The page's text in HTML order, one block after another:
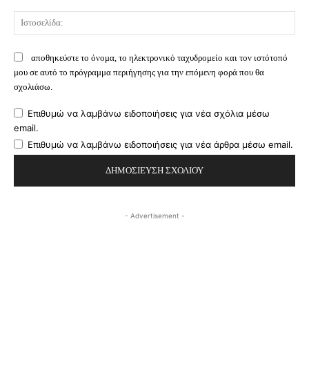
αποθηκεύστε το όνομα, το ηλεκτρονικό ταχυδρομείο και τον ιστότοπό
μου σε αυτό το πρόγραμμα περιήγησης για την επόμενη φορά που θα
σχολιάσω.
Επιθυμώ να λαμβάνω ειδοποιήσεις για νέα σχόλια μέσω
email.
Επιθυμώ να λαμβάνω ειδοποιήσεις για νέα άρθρα μέσω email.
- Advertisement -